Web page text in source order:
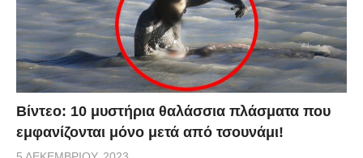
Βίντεο: 10 μυστήρια θαλάσσια πλάσματα που
εμφανίζονται μόνο μετά από τσουνάμι!